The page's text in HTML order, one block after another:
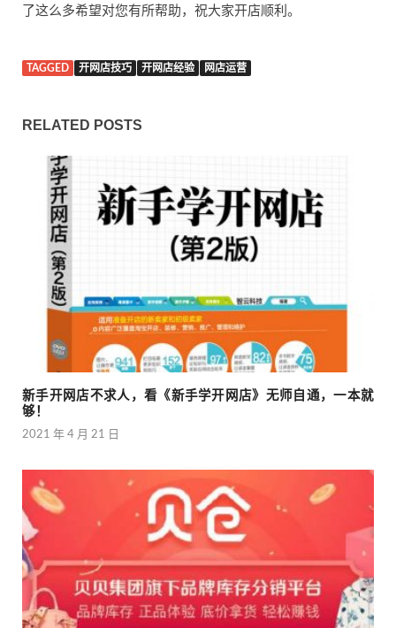
了这么多希望对您有所帮助，祝大家开店顺利。
TAGGED 开网店技巧 开网店经验 网店运营
RELATED POSTS
新手开网店不求人，看《新手学开网店》无师自通，一本就
够！
2021 年 4 月 21 日